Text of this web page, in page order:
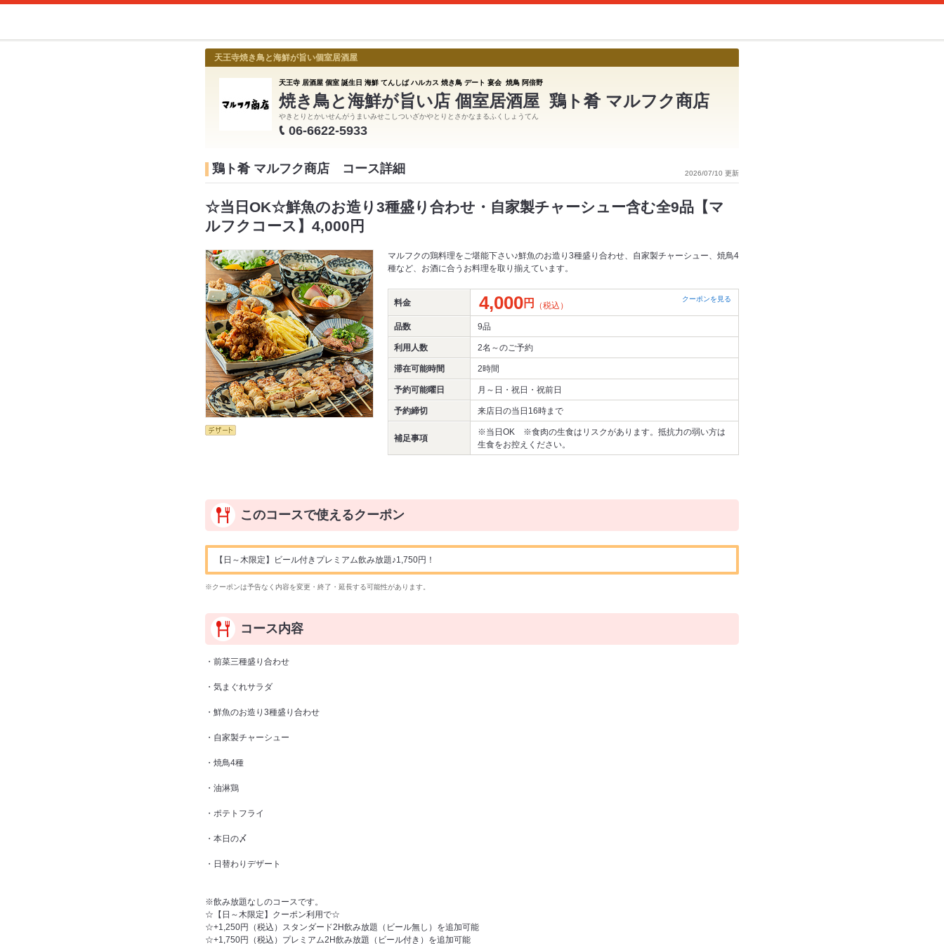
天王寺焼き鳥と海鮮が旨い個室居酒屋
天王寺 居酒屋 個室 誕生日 海鮮 てんしば ハルカス 焼き鳥 デート 宴会 焼鳥 阿倍野
焼き鳥と海鮮が旨い店 個室居酒屋 鶏ト肴 マルフク商店
やきとりとかいせんがうまいみせこしついざかやとりとさかなまるふくしょうてん
06-6622-5933
2026/07/10 更新
鶏ト肴 マルフク商店 コース詳細
☆当日OK☆鮮魚のお造り3種盛り合わせ・自家製チャーシュー含む全9品【マ
ルフクコース】4,000円
マルフクの鶏料理をご堪能下さい♪鮮魚のお造り3種盛り合わせ、自家製チャーシュー、焼鳥4
種など、お酒に合うお料理を取り揃えています。
料金 4,000円 （税込）
クーポンを見る
品数 9品
利用人数 2名～のご予約
滞在可能時間 2時間
予約可能曜日 月～日・祝日・祝前日
予約締切 来店日の当日16時まで
補足事項
※当日OK ※食肉の生食はリスクがあります。抵抗力の弱い方は
生食をお控えください。
このコースで使えるクーポン
【日～木限定】ビール付きプレミアム飲み放題♪1,750円！
※クーポンは予告なく内容を変更・終了・延長する可能性があります。
コース内容
・前菜三種盛り合わせ
・気まぐれサラダ
・鮮魚のお造り3種盛り合わせ
・自家製チャーシュー
・焼鳥4種
・油淋鶏
・ポテトフライ
・本日の〆
・日替わりデザート
※飲み放題なしのコースです。
☆【日～木限定】クーポン利用で☆
☆+1,250円（税込）スタンダード2H飲み放題（ビール無し）を追加可能
☆+1,750円（税込）プレミアム2H飲み放題（ビール付き）を追加可能